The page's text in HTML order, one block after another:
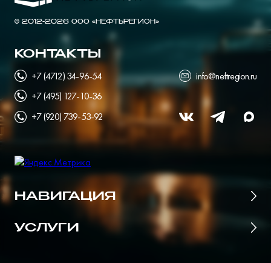
© 2012-2026 ООО «НЕФТЬРЕГИОН»
НАВИГАЦИЯ
УСЛУГИ
КОНТАКТЫ
+7 (4712) 34-96-54
+7 (495) 127-10-36
+7 (920) 739-53-92
info@neftregion.ru